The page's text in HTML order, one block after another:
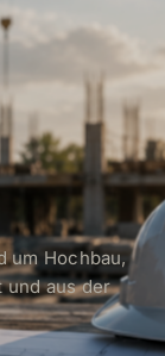
um Hochbau,
und aus der